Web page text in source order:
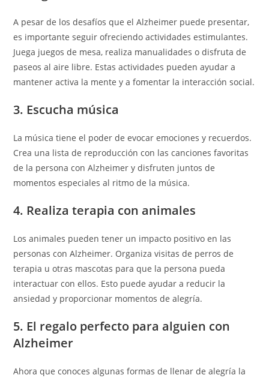
A pesar de los desafíos que el Alzheimer puede presentar,
es importante seguir ofreciendo actividades estimulantes.
Juega juegos de mesa, realiza manualidades o disfruta de
paseos al aire libre. Estas actividades pueden ayudar a
mantener activa la mente y a fomentar la interacción social.
3. Escucha música
La música tiene el poder de evocar emociones y recuerdos.
Crea una lista de reproducción con las canciones favoritas
de la persona con Alzheimer y disfruten juntos de
momentos especiales al ritmo de la música.
4. Realiza terapia con animales
Los animales pueden tener un impacto positivo en las
personas con Alzheimer. Organiza visitas de perros de
terapia u otras mascotas para que la persona pueda
interactuar con ellos. Esto puede ayudar a reducir la
ansiedad y proporcionar momentos de alegría.
5. El regalo perfecto para alguien con
Alzheimer
Ahora que conoces algunas formas de llenar de alegría la